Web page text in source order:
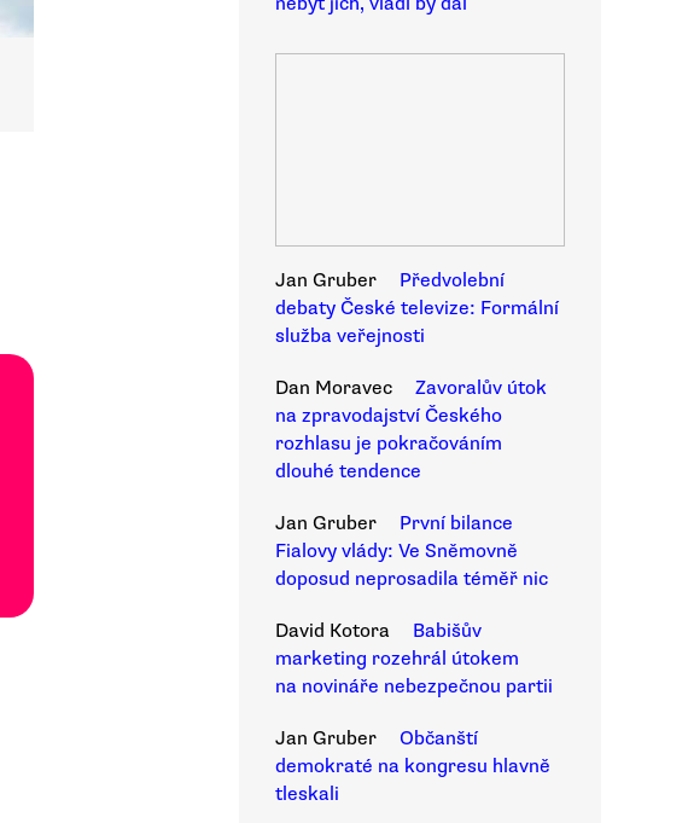
Jan Gruber
Předvolební
debaty České televize: Formální
služba veřejnosti
Dan Moravec
Zavoralův útok
na zpravodajství Českého
rozhlasu je pokračováním
dlouhé tendence
Jan Gruber
První bilance
Fialovy vlády: Ve Sněmovně
doposud neprosadila téměř nic
David Kotora
Babišův
marketing rozehrál útokem
na novináře nebezpečnou partii
Jan Gruber
Občanští
demokraté na kongresu hlavně
tleskali